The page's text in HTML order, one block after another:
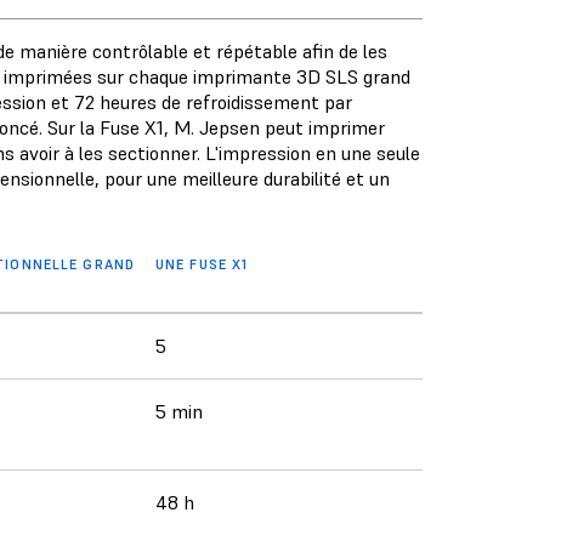
manière contrôlable et répétable afin de les
sur chaque imprimante 3D SLS grand
et 72 heures de refroidissement par
Sur la Fuse X1, M. Jepsen peut imprimer
avoir à les sectionner. L'impression en une seule
pour une meilleure durabilité et un
GRAND
UNE FUSE X1
5
5 min
48 h